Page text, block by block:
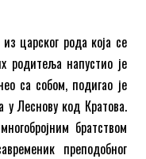
царског рода која се
родитеља напустио је
са собом, подигао је
у Леснову код Кратова.
братством
преподобног